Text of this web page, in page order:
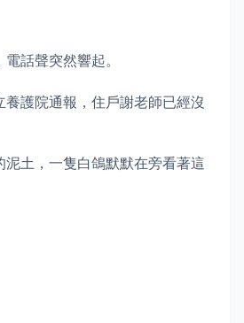
話聲突然響起。
護院通報，住戶謝老師已經沒
泥土，一隻白鴿默默在旁看著這